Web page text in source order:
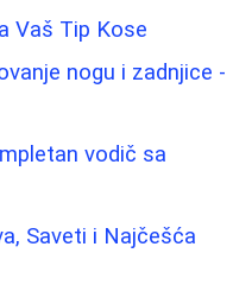
Vaš Tip Kose
nogu i zadnjice -
vodič sa
Saveti i Najčešća